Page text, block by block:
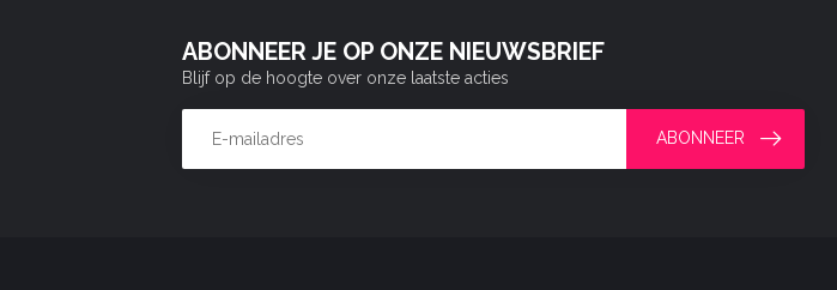
ABONNEER JE OP ONZE NIEUWSBRIEF
Blijf op de hoogte over onze laatste acties
ABONNEER